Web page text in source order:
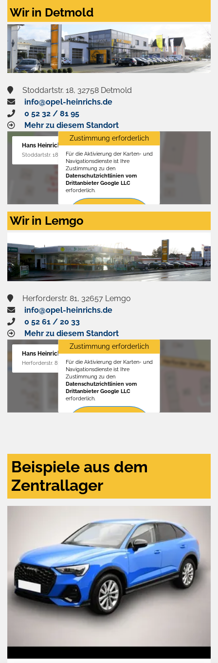
Wir in Detmold
Stoddartstr. 18, 32758 Detmold
info@opel-heinrichs.de
0 52 32 / 81 95
Mehr zu diesem Standort
Hans Heinrichs GmbH
Stoddartstr. 18, 32758 Detmold
Zustimmung erforderlich
Für die Aktivierung der Karten- und
Navigationsdienste ist Ihre
Zustimmung zu den
Datenschutzrichtlinien vom
Drittanbieter Google LLC
erforderlich.
Zustimmen
aktivieren
Wir in Lemgo
Herforderstr. 81, 32657 Lemgo
info@opel-heinrichs.de
0 52 61 / 20 33
Mehr zu diesem Standort
Hans Heinrichs GmbH
Herforderstr. 81, 32657 Lemgo
Zustimmung erforderlich
Für die Aktivierung der Karten- und
Navigationsdienste ist Ihre
Zustimmung zu den
Datenschutzrichtlinien vom
Drittanbieter Google LLC
erforderlich.
Beispiele aus dem
Zentrallager